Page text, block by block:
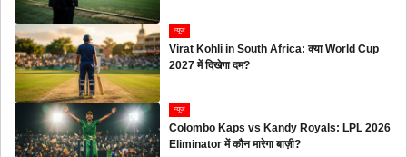
न्यूज
Virat Kohli in South Africa: क्या World Cup
2027 में दिखेगा दम?
न्यूज
Colombo Kaps vs Kandy Royals: LPL 2026
Eliminator में कौन मारेगा बाज़ी?